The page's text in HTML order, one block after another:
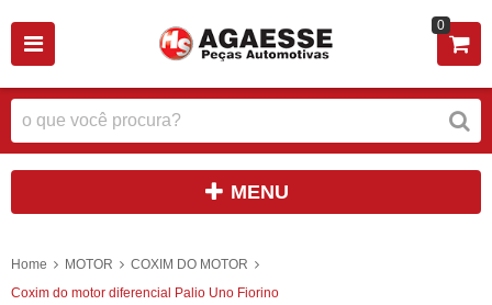
0
MENU
Home MOTOR
COXIM DO MOTOR
Coxim do motor diferencial Palio Uno Fiorino